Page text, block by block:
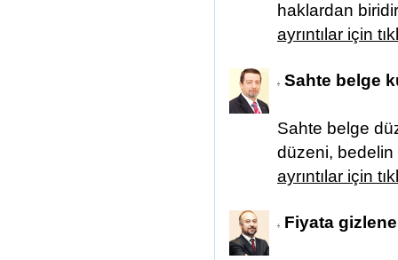
haklardan
ayrıntılar için
Sahte belge
Sahte belge
düzeni,
ayrıntılar için
Fiyata